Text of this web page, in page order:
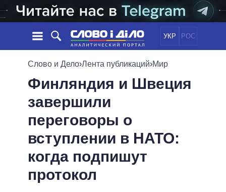
УКР РОС
НОВОСТИ
ЛЕНТА
СОБЫТИЯ
СТАТЬИ
МНЕНИЯ
ОБЗОРЫ
ДАЙДЖЕСТЫ
ПОЛИТИКА
ОБЩЕСТВО
ОБЕЩАНИЯ
ПОЛИТИКИ
ВСЕ ПОЛИТИКИ
ПРЕЗИДЕНТ И ОФИС
ВЕРХОВНАЯ РАДА
КАБИНЕТ МИНИСТРОВ
ИНФОГРАФИКА
ВИДЕО
ПОДДЕРЖАТЬ
Слово и Дело›Лента публикаций›Мир
Финляндия и Швеция
завершили
переговоры о
вступлении в НАТО:
когда подпишут
протокол